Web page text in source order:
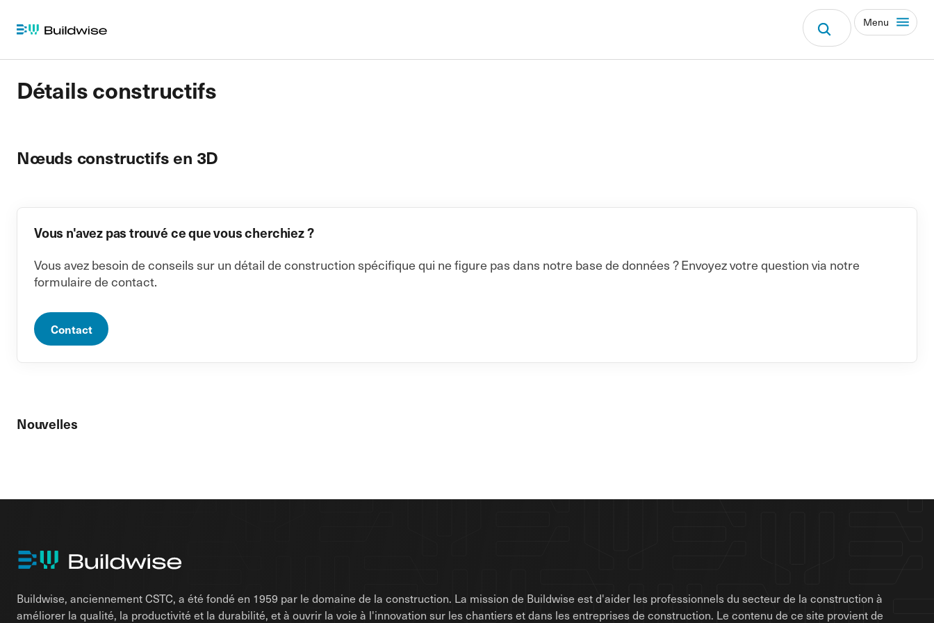
Menu
Détails constructifs
Nœuds constructifs en 3D
Vous n'avez pas trouvé ce que vous cherchiez ?
Vous avez besoin de conseils sur un détail de construction spécifique qui ne figure pas dans notre base de données ? Envoyez votre question via notre
formulaire de contact.
Contact
Nouvelles
Buildwise, anciennement CSTC, a été fondé en 1959 par le domaine de la construction. La mission de Buildwise est d'aider les professionnels du secteur de la construction à
améliorer la qualité, la productivité et la durabilité, et à ouvrir la voie à l'innovation sur les chantiers et dans les entreprises de construction. Le contenu de ce site provient de